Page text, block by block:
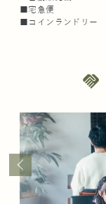
■宅急便
■コインランドリー
handshake